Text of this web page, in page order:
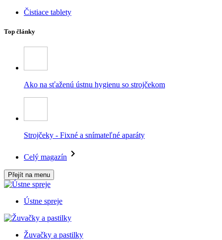
Čistiace tablety
Top články
Ako na sťaženú ústnu hygienu so strojčekom
Strojčeky - Fixné a snímateľné aparáty
Celý magazín
Přejít na menu
Ústne spreje
Žuvačky a pastilky